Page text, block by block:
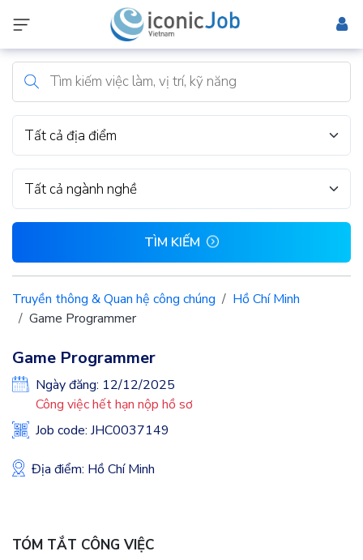
Tất cả địa điểm
Tất cả ngành nghề
TÌM KIẾM
Truyền thông & Quan hệ công chúng
Hồ Chí Minh
Game Programmer
Game Programmer
Ngày đăng: 12/12/2025
Công việc hết hạn nộp hồ sơ
Job code: JHC0037149
Địa điểm: Hồ Chí Minh
TÓM TẮT CÔNG VIỆC